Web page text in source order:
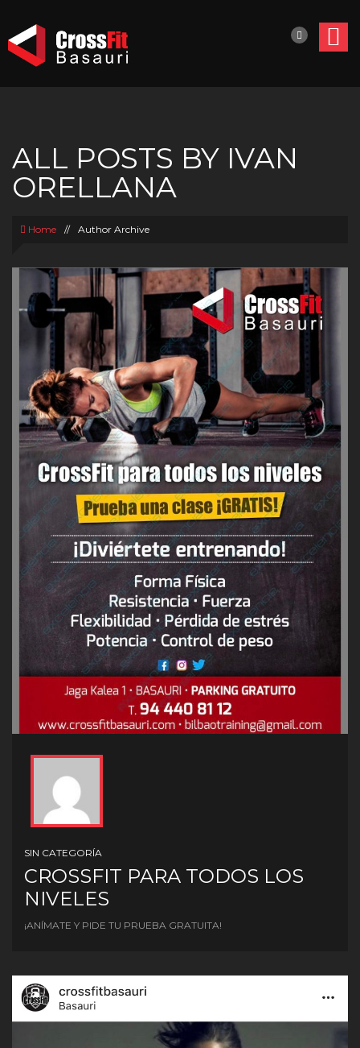
ALL POSTS BY IVAN
ORELLANA
Home // Author Archive
SIN CATEGORÍA
CROSSFIT PARA TODOS LOS
NIVELES
¡ANÍMATE Y PIDE TU PRUEBA GRATUITA!